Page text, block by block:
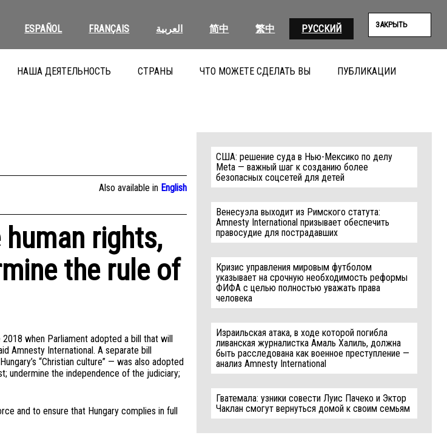
ESPAÑOL FRANÇAIS العربية 简中 繁中 РУССКИЙ ЗАКРЫТЬ
НАША ДЕЯТЕЛЬНОСТЬ СТРАНЫ ЧТО МОЖЕТЕ СДЕЛАТЬ ВЫ ПУБЛИКАЦИИ
Also available in English
rights,
the rule of
when Parliament adopted a bill that will
Amnesty International. A separate bill
“Christian culture” — was also adopted
undermine the independence of the judiciary;
and to ensure that Hungary complies in full
США: решение суда в Нью-Мексико по делу
Meta — важный шаг к созданию более
безопасных соцсетей для детей
Венесуэла выходит из Римского статута:
Amnesty International призывает обеспечить
правосудие для пострадавших
Кризис управления мировым футболом
указывает на срочную необходимость реформы
ФИФА с целью полностью уважать права
человека
Израильская атака, в ходе которой погибла
ливанская журналистка Амаль Халиль, должна
быть расследована как военное преступление —
анализ Amnesty International
Гватемала: узники совести Луис Пачеко и Эктор
Чаклан смогут вернуться домой к своим семьям